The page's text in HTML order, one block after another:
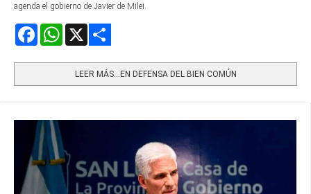
agenda el gobierno de Javier de Milei.
FacebookWhatsApp
LEER MÁS…EN DEFENSA DEL BIEN COMÚN